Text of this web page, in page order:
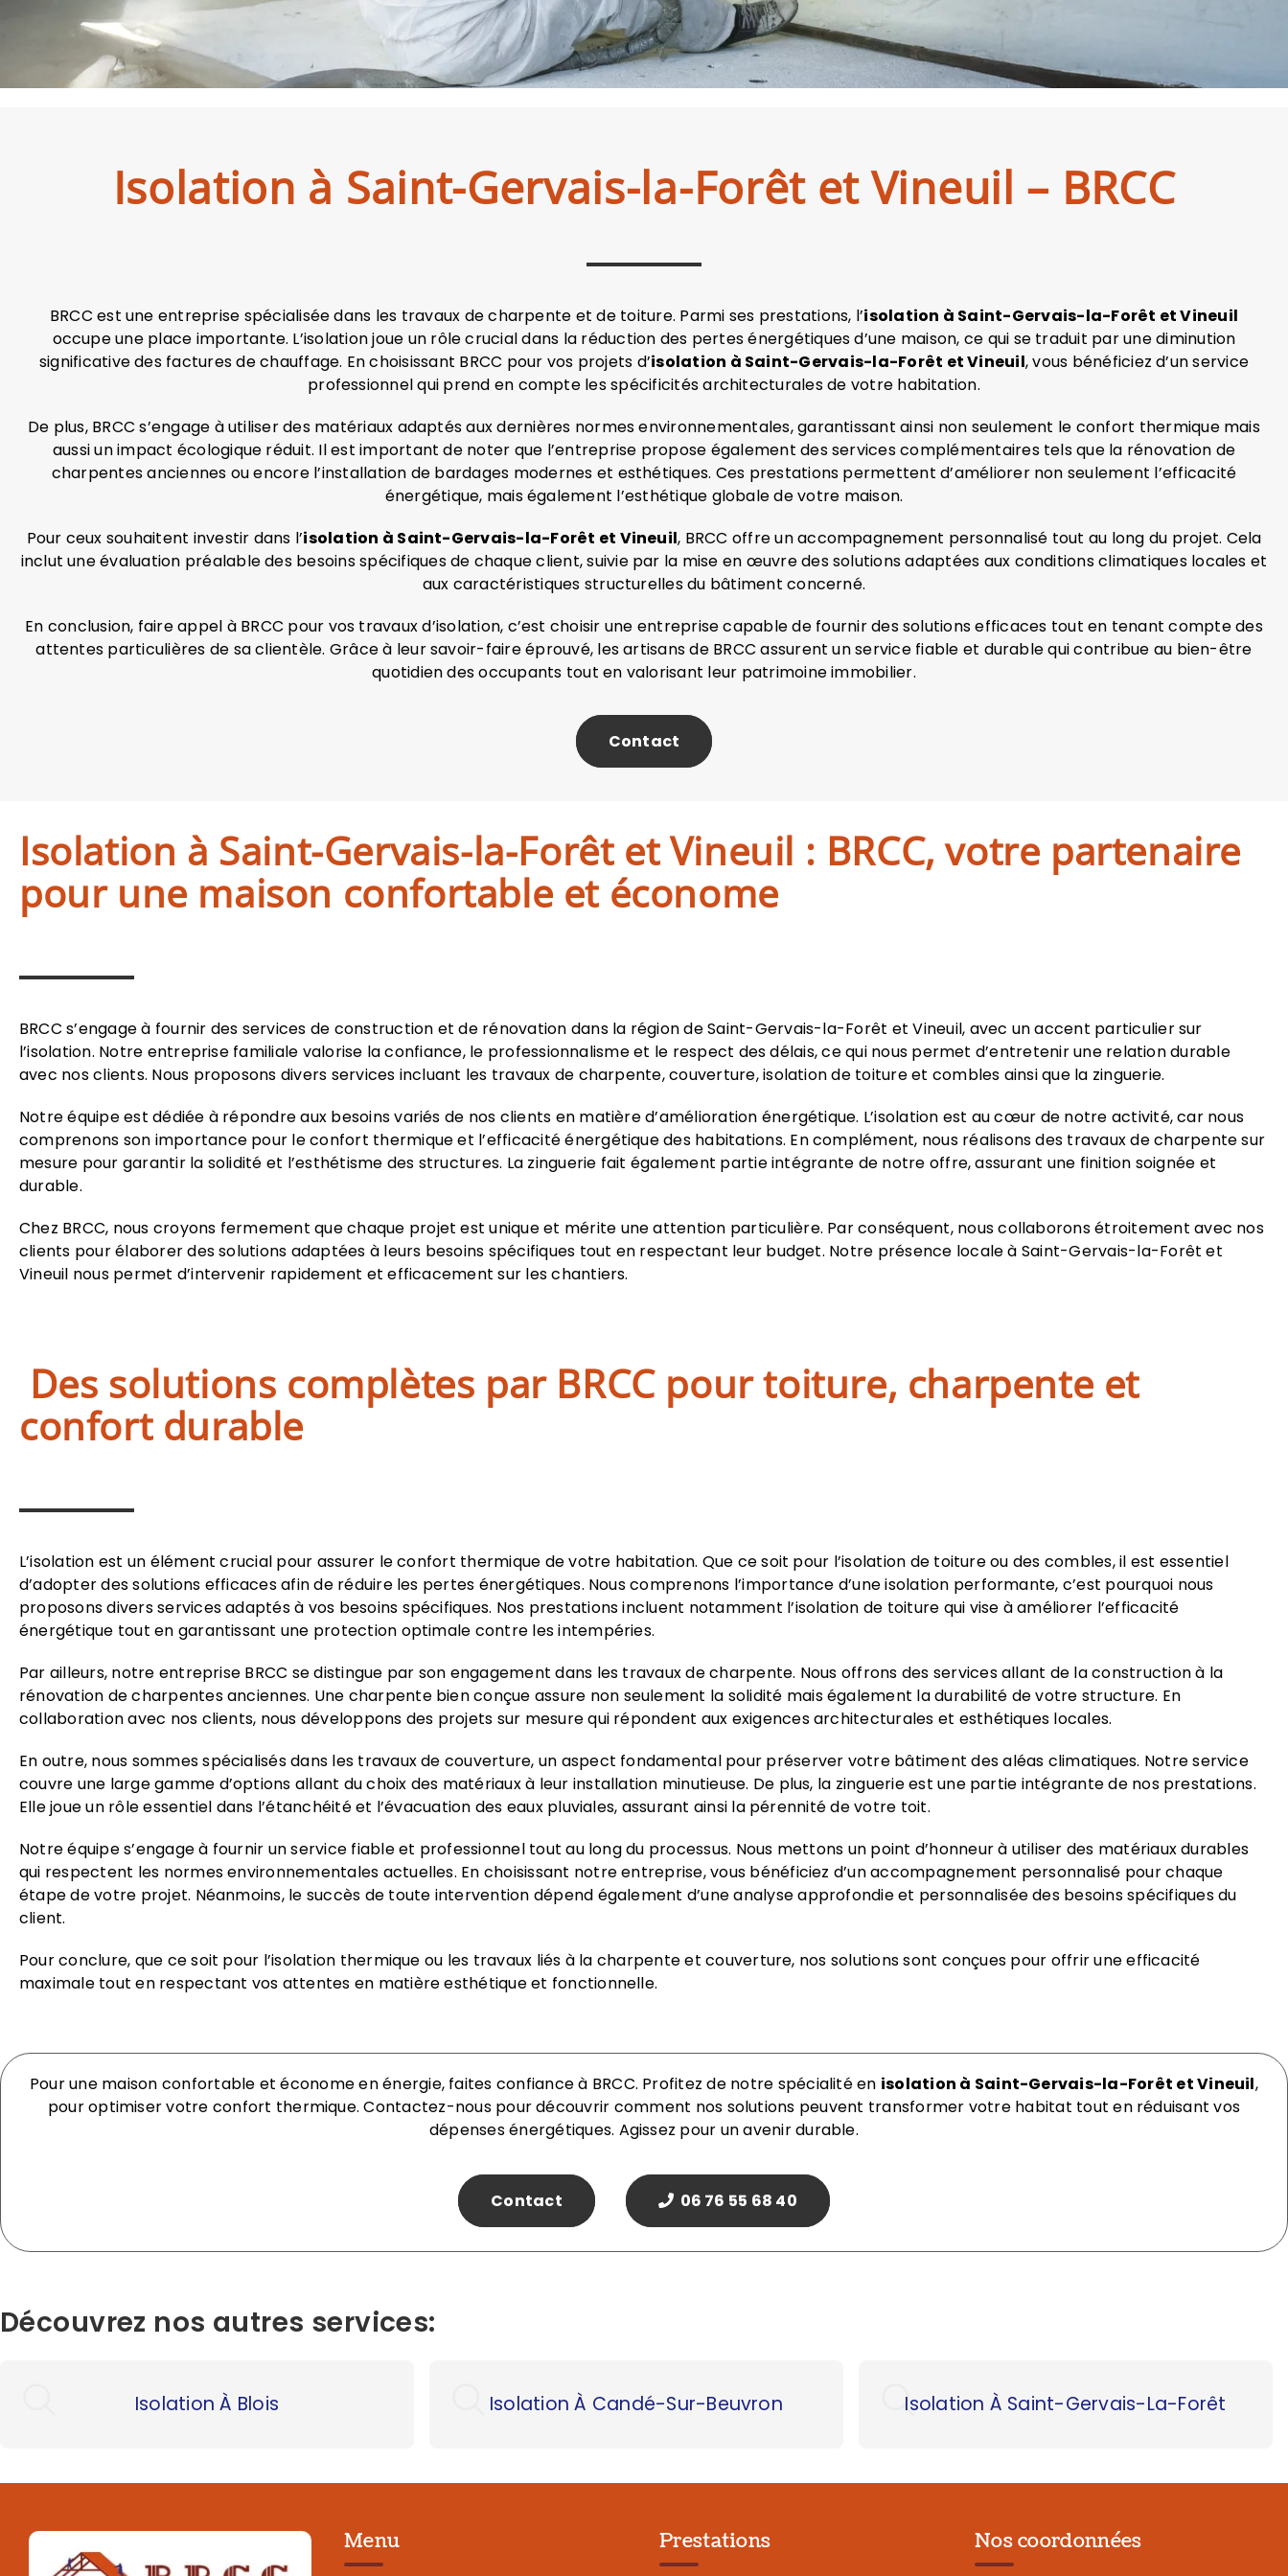
Isolation à Saint-Gervais-la-Forêt et Vineuil – BRCC
BRCC est une entreprise spécialisée dans les travaux de charpente et de toiture. Parmi ses prestations, l’isolation à Saint-Gervais-la-Forêt et Vineuil
occupe une place importante. L’isolation joue un rôle crucial dans la réduction des pertes énergétiques d’une maison, ce qui se traduit par une diminution
significative des factures de chauffage. En choisissant BRCC pour vos projets d’isolation à Saint-Gervais-la-Forêt et Vineuil, vous bénéficiez d’un service
professionnel qui prend en compte les spécificités architecturales de votre habitation.
De plus, BRCC s’engage à utiliser des matériaux adaptés aux dernières normes environnementales, garantissant ainsi non seulement le confort thermique mais
aussi un impact écologique réduit. Il est important de noter que l’entreprise propose également des services complémentaires tels que la rénovation de
charpentes anciennes ou encore l’installation de bardages modernes et esthétiques. Ces prestations permettent d’améliorer non seulement l’efficacité
énergétique, mais également l’esthétique globale de votre maison.
Pour ceux souhaitent investir dans l’isolation à Saint-Gervais-la-Forêt et Vineuil, BRCC offre un accompagnement personnalisé tout au long du projet. Cela
inclut une évaluation préalable des besoins spécifiques de chaque client, suivie par la mise en œuvre des solutions adaptées aux conditions climatiques locales et
aux caractéristiques structurelles du bâtiment concerné.
En conclusion, faire appel à BRCC pour vos travaux d’isolation, c’est choisir une entreprise capable de fournir des solutions efficaces tout en tenant compte des
attentes particulières de sa clientèle. Grâce à leur savoir-faire éprouvé, les artisans de BRCC assurent un service fiable et durable qui contribue au bien-être
quotidien des occupants tout en valorisant leur patrimoine immobilier.
Contact
Isolation à Saint-Gervais-la-Forêt et Vineuil : BRCC, votre partenaire
pour une maison confortable et économe
BRCC s’engage à fournir des services de construction et de rénovation dans la région de Saint-Gervais-la-Forêt et Vineuil, avec un accent particulier sur
l’isolation. Notre entreprise familiale valorise la confiance, le professionnalisme et le respect des délais, ce qui nous permet d’entretenir une relation durable
avec nos clients. Nous proposons divers services incluant les travaux de charpente, couverture, isolation de toiture et combles ainsi que la zinguerie.
Notre équipe est dédiée à répondre aux besoins variés de nos clients en matière d’amélioration énergétique. L’isolation est au cœur de notre activité, car nous
comprenons son importance pour le confort thermique et l’efficacité énergétique des habitations. En complément, nous réalisons des travaux de charpente sur
mesure pour garantir la solidité et l’esthétisme des structures. La zinguerie fait également partie intégrante de notre offre, assurant une finition soignée et
durable.
Chez BRCC, nous croyons fermement que chaque projet est unique et mérite une attention particulière. Par conséquent, nous collaborons étroitement avec nos
clients pour élaborer des solutions adaptées à leurs besoins spécifiques tout en respectant leur budget. Notre présence locale à Saint-Gervais-la-Forêt et
Vineuil nous permet d’intervenir rapidement et efficacement sur les chantiers.
Des solutions complètes par BRCC pour toiture, charpente et
confort durable
L’isolation est un élément crucial pour assurer le confort thermique de votre habitation. Que ce soit pour l’isolation de toiture ou des combles, il est essentiel
d’adopter des solutions efficaces afin de réduire les pertes énergétiques. Nous comprenons l’importance d’une isolation performante, c’est pourquoi nous
proposons divers services adaptés à vos besoins spécifiques. Nos prestations incluent notamment l’isolation de toiture qui vise à améliorer l’efficacité
énergétique tout en garantissant une protection optimale contre les intempéries.
Par ailleurs, notre entreprise BRCC se distingue par son engagement dans les travaux de charpente. Nous offrons des services allant de la construction à la
rénovation de charpentes anciennes. Une charpente bien conçue assure non seulement la solidité mais également la durabilité de votre structure. En
collaboration avec nos clients, nous développons des projets sur mesure qui répondent aux exigences architecturales et esthétiques locales.
En outre, nous sommes spécialisés dans les travaux de couverture, un aspect fondamental pour préserver votre bâtiment des aléas climatiques. Notre service
couvre une large gamme d’options allant du choix des matériaux à leur installation minutieuse. De plus, la zinguerie est une partie intégrante de nos prestations.
Elle joue un rôle essentiel dans l’étanchéité et l’évacuation des eaux pluviales, assurant ainsi la pérennité de votre toit.
Notre équipe s’engage à fournir un service fiable et professionnel tout au long du processus. Nous mettons un point d’honneur à utiliser des matériaux durables
qui respectent les normes environnementales actuelles. En choisissant notre entreprise, vous bénéficiez d’un accompagnement personnalisé pour chaque
étape de votre projet. Néanmoins, le succès de toute intervention dépend également d’une analyse approfondie et personnalisée des besoins spécifiques du
client.
Pour conclure, que ce soit pour l’isolation thermique ou les travaux liés à la charpente et couverture, nos solutions sont conçues pour offrir une efficacité
maximale tout en respectant vos attentes en matière esthétique et fonctionnelle.
Pour une maison confortable et économe en énergie, faites confiance à BRCC. Profitez de notre spécialité en isolation à Saint-Gervais-la-Forêt et Vineuil,
pour optimiser votre confort thermique. Contactez-nous pour découvrir comment nos solutions peuvent transformer votre habitat tout en réduisant vos
dépenses énergétiques. Agissez pour un avenir durable.
Contact 06 76 55 68 40
Découvrez nos autres services:
Isolation À Blois Isolation À Candé-Sur-Beuvron Isolation À Saint-Gervais-La-Forêt
Menu Prestations Nos coordonnées